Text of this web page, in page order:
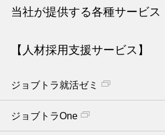
当社が提供する各種サービス
【人材採用支援サービス】
ジョブトラ就活ゼミ
ジョブトラOne